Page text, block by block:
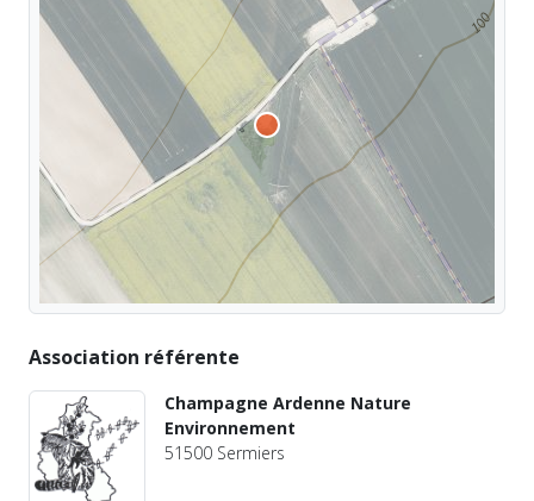
Association référente
Champagne Ardenne Nature
Environnement
51500 Sermiers